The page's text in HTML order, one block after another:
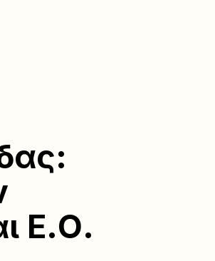
Ε.Ο.